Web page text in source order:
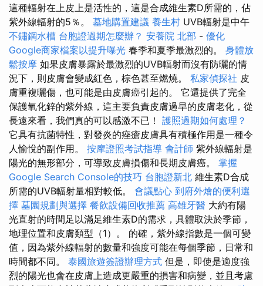
這種輻射在上皮上是活性的，這是合成維生素D所需的，佔
紫外線輻射的5％。 墓地購置建議 養生村 UVB輻射是中午
不鏽鋼水槽 台胞證過期怎麼辦？ 安養院 北部 - 優化
Google商家檔案以提升曝光 春季和夏季最激烈的。 身體放
鬆按摩 如果皮膚暴露於最激烈的UVB輻射而沒有防曬的情
況下，則皮膚會變成紅色，棕色甚至燃燒。 私家偵探社 皮
膚重複曬傷，也可能是由皮膚癌引起的。 它還提供了完全
保護氧化鋅的紫外線，這主要負責皮膚過早的皮膚老化，從
長遠來看，我們真的可以感激不已！ 護照過期如何處理？
它具有抗菌特性，對發炎的痤瘡皮膚具有積極作用是一種令
人愉悅的副作用。 按摩證照考試指導 會計師 紫外線輻射是
陽光的無形部分，可導致皮膚損傷和長期皮膚癌。 掌握
Google Search Console的技巧 台胞證新北 維生素D合成
所需的UVB輻射量相對較低。 會議點心 到府外燴的便利選
擇 墓園規劃與選擇 餐飲設備回收推薦 高雄牙醫 大約有陽
光直射的時間足以滿足維生素D的需求，具體取決於季節，
地理位置和皮膚類型（1）。 的確，紫外線指數是一個可變
值，因為紫外線輻射的數量和強度可能在每個季節，日常和
時間都不同。 泰國旅遊簽證辦理方式 但是，即使是適度強
烈的陽光也會在皮膚上造成更嚴重的損害和病變，並且考慮